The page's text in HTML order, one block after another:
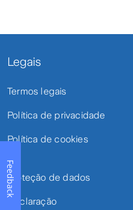
Legais
Termos legais
Política de privacidade
Política de cookies
Proteção de dados
Declaração
Feedback